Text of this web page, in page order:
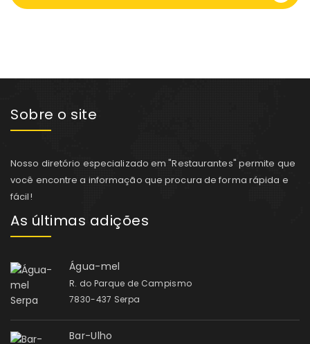
Sobre o site
Nosso diretório especializado em "Restaurantes" permite que
você encontre a informação que procura de forma rápida e
fácil!
As últimas adições
Água-mel
R. do Parque de Campismo
7830-437 Serpa
Bar-Ulho